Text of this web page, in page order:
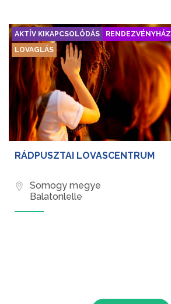
AKTÍV KIKAPCSOLÓDÁS
RENDEZVÉNYHÁZ
LOVAGLÁS
RÁDPUSZTAI LOVASCENTRUM
Somogy megye
Balatonlelle